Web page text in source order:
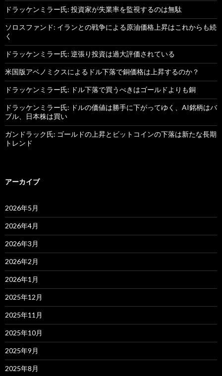
ドラッケンミラー氏: 投資家が失業率を監視するのは無駄
ソロスファンド: イランとの戦争による原油価格上昇はこれからも続
く
ドラッケンミラー氏: 逆張り投資は過大評価されている
米国版アベノミクスによるドル下落で銅価格は上昇するのか？
ドラッケンミラー氏: ドル下落で買うべきはゴールドよりも銅
ドラッケンミラー氏: ドルの価値は勝手に下がってゆく、AI銘柄はバ
ブル、日本株は買い
ガンドラック氏: ゴールドの上昇とビットコインの下落は新たな長期
トレンド
アーカイブ
2026年5月
2026年4月
2026年3月
2026年2月
2026年1月
2025年12月
2025年11月
2025年10月
2025年9月
2025年8月